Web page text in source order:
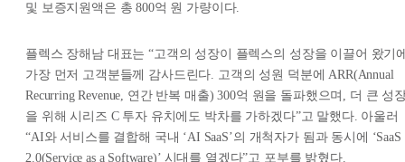
및 보증지원액은 총 800억 원 가량이다.
플렉스 장해남 대표는 “고객의 성장이 플렉스의 성장을 이끌어 왔기
가장 먼저 고객분들께 감사드린다. 고객의 성원 덕분에 ARR(Annual
Recurring Revenue, 연간 반복 매출) 300억 원을 돌파했으며, 더 큰 성
을 위해 시리즈 C 투자 유치에도 박차를 가하겠다”고 말했다. 아울러
“AI와 서비스를 결합해 국내 ‘AI SaaS’의 개척자가 됨과 동시에 ‘SaaS
2.0(Service as a Software)’ 시대를 열겠다”고 포부를 밝혔다.